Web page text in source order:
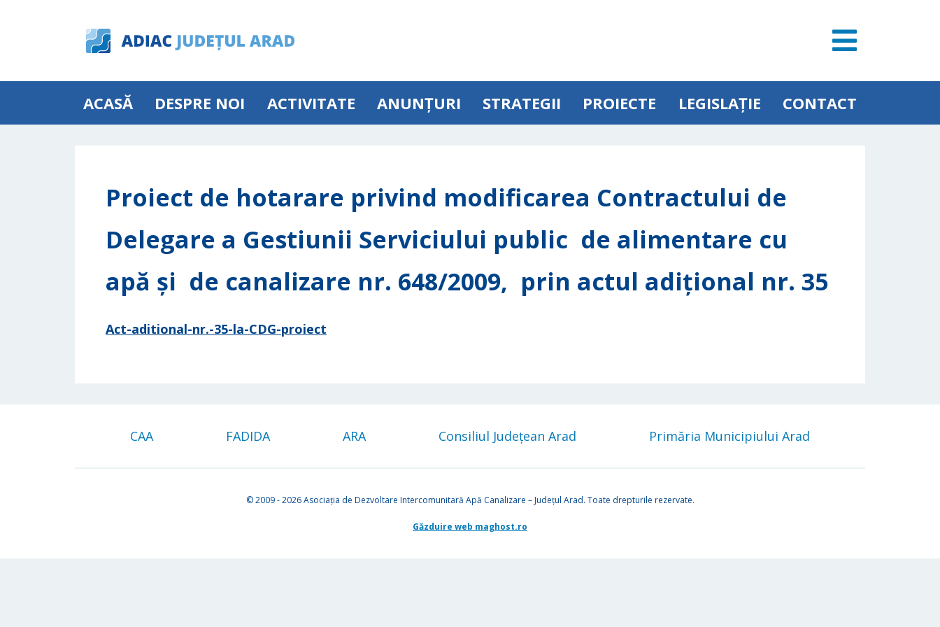
ACASĂ DESPRE NOI ACTIVITATE ANUNȚURI STRATEGII PROIECTE LEGISLAȚIE CONTACT
Proiect de hotarare privind modificarea Contractului de
Delegare a Gestiunii Serviciului public de alimentare cu
apă și de canalizare nr. 648/2009, prin actul adiţional nr. 35
Act-aditional-nr.-35-la-CDG-proiect
CAA FADIDA ARA Consiliul Județean Arad Primăria Municipiului Arad
© 2009 - 2026Asociația de Dezvoltare Intercomunitară Apă Canalizare – Județul Arad. Toate drepturile rezervate.
Găzduire web maghost.ro